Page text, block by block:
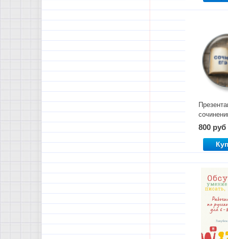
2026
800 руб